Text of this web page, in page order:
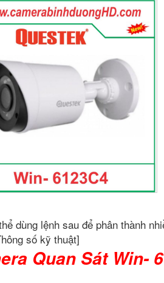
dùng lệnh sau để phân thành
số kỹ thuật]
Quan Sát Win-